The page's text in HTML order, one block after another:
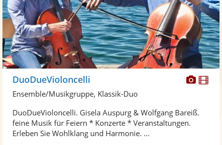
Fotos
DuoDueVioloncelli
Ensemble/Musikgruppe, Klassik-Duo
DuoDueVioloncelli. Gisela Auspurg & Wolfgang Bareiß.
feine Musik für Feiern * Konzerte * Veranstaltungen.
Erleben Sie Wohlklang und Harmonie. ...